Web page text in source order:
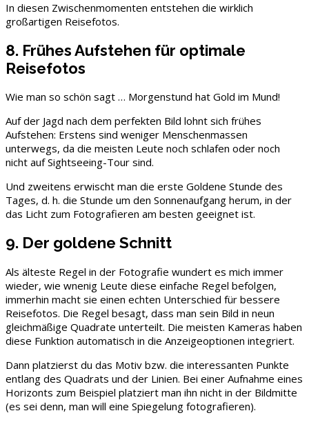
In diesen Zwischenmomenten entstehen die wirklich
großartigen Reisefotos.
8. Frühes Aufstehen für optimale
Reisefotos
Wie man so schön sagt … Morgenstund hat Gold im Mund!
Auf der Jagd nach dem perfekten Bild lohnt sich frühes
Aufstehen: Erstens sind weniger Menschenmassen
unterwegs, da die meisten Leute noch schlafen oder noch
nicht auf Sightseeing-Tour sind.
Und zweitens erwischt man die erste Goldene Stunde des
Tages, d. h. die Stunde um den Sonnenaufgang herum, in der
das Licht zum Fotografieren am besten geeignet ist.
9. Der goldene Schnitt
Als älteste Regel in der Fotografie wundert es mich immer
wieder, wie wnenig Leute diese einfache Regel befolgen,
immerhin macht sie einen echten Unterschied für bessere
Reisefotos. Die Regel besagt, dass man sein Bild in neun
gleichmäßige Quadrate unterteilt. Die meisten Kameras haben
diese Funktion automatisch in die Anzeigeoptionen integriert.
Dann platzierst du das Motiv bzw. die interessanten Punkte
entlang des Quadrats und der Linien. Bei einer Aufnahme eines
Horizonts zum Beispiel platziert man ihn nicht in der Bildmitte
(es sei denn, man will eine Spiegelung fotografieren).